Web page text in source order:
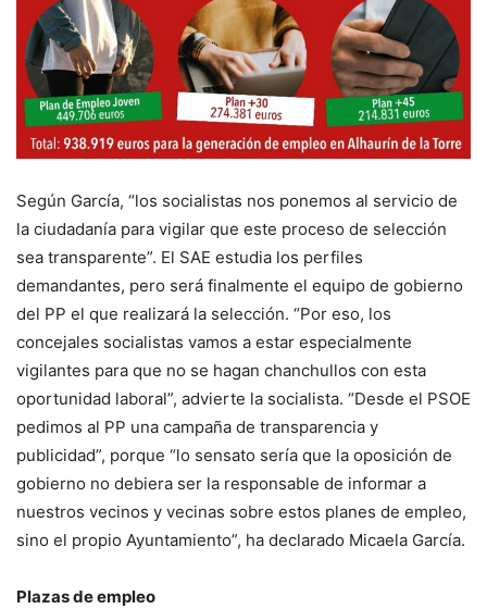
Según García, “los socialistas nos ponemos al servicio de
la ciudadanía para vigilar que este proceso de selección
sea transparente”. El SAE estudia los perfiles
demandantes, pero será finalmente el equipo de gobierno
del PP el que realizará la selección. “Por eso, los
concejales socialistas vamos a estar especialmente
vigilantes para que no se hagan chanchullos con esta
oportunidad laboral”, advierte la socialista. “Desde el PSOE
pedimos al PP una campaña de transparencia y
publicidad”, porque “lo sensato sería que la oposición de
gobierno no debiera ser la responsable de informar a
nuestros vecinos y vecinas sobre estos planes de empleo,
sino el propio Ayuntamiento”, ha declarado Micaela García.
Plazas de empleo